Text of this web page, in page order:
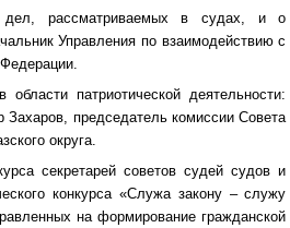
дел, рассматриваемых в судах, и о
Управления по взаимодействию с
патриотической деятельности:
Захаров, председатель комиссии Совета
округа.
секретарей советов судей судов и
конкурса «Служа закону – служу
на формирование гражданской